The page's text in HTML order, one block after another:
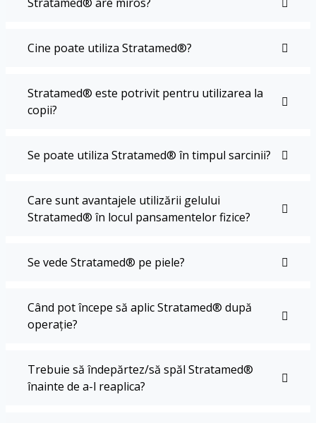
Cine poate utiliza Stratamed®?
Stratamed® este potrivit pentru utilizarea la
copii?
Se poate utiliza Stratamed® în timpul sarcinii?
Care sunt avantajele utilizării gelului
Stratamed® în locul pansamentelor fizice?
Se vede Stratamed® pe piele?
Când pot începe să aplic Stratamed® după
operație?
Trebuie să îndepărtez/să spăl Stratamed®
înainte de a-l reaplica?